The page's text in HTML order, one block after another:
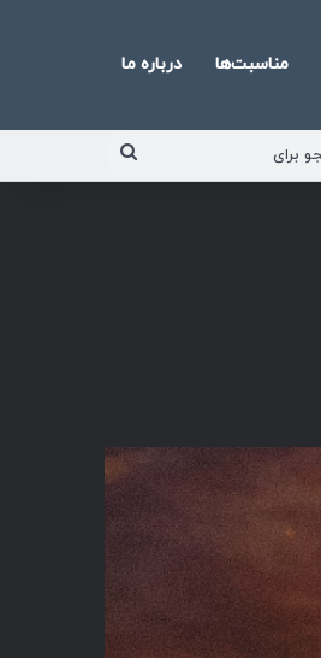
مناسبت‌ها درباره ما